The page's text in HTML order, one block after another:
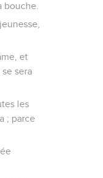
bouche.
et
sera
les
; parce